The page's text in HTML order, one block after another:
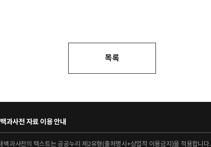
목록
과사전 자료 이용 안내
백과사전의 텍스트는 공공누리 제2유형(출처명시+상업적 이용금지)을 적용합니다.